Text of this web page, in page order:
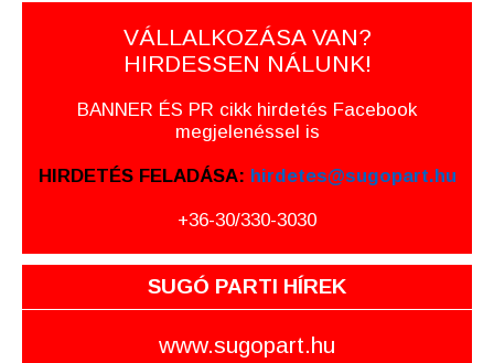
VÁLLALKOZÁSA VAN?
HIRDESSEN NÁLUNK!
BANNER ÉS PR cikk hirdetés Facebook
megjelenéssel is
HIRDETÉS FELADÁSA: hirdetes@sugopart.hu
+36-30/330-3030
SUGÓ PARTI HÍREK
www.sugopart.hu